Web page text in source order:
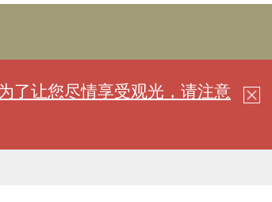
了让您尽情享受观光，请注意